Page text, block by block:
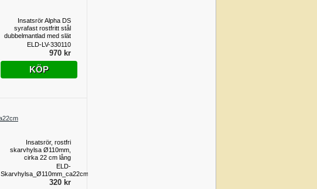
Insatsrör Alpha DS
syrafast rostfritt stål
dubbelmantlad med slät
insida inv.110mm
utv.118mm Pris per
ELD-LV-330110
970 kr
KÖP
Insatsrör, rostfri
skarvhylsa Ø110mm,
cirka 22 cm lång
ELD-
Skarvhylsa_Ø110mm_ca22cm
320 kr